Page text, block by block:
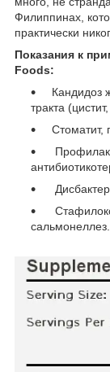
Филиппинах,
практически
Показания к
Foods:
Кандидоз
тракта
Стоматит,
сальмонеллез.